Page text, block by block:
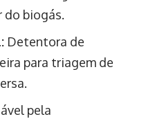
do biogás.
Detentora de
para triagem de
pela